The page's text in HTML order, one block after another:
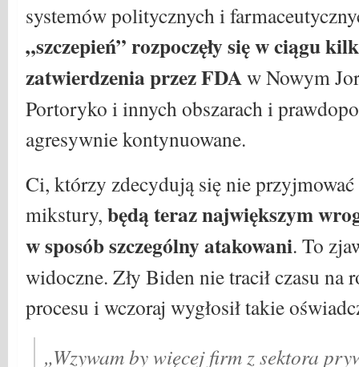
systemów politycznych i
„szczepień” rozpoczęły się w ciągu
zatwierdzenia przez FDAw Nowym
Portoryko i innych obszarach i
agresywnie kontynuowane.
Ci, którzy zdecydują się nie
mikstury, będą teraz największym
w sposób szczególny atakowani. To
widoczne. Zły Biden nie tracił czasu na
procesu i wczoraj wygłosił takie
„Wzywam by więcej firm z sektora